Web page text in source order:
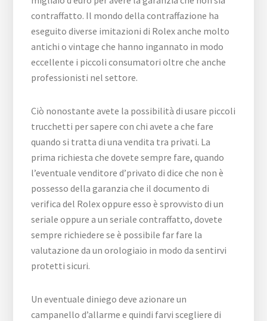
contraffatto. Il mondo della contraffazione ha
eseguito diverse imitazioni di Rolex anche molto
antichi o vintage che hanno ingannato in modo
eccellente i piccoli consumatori oltre che anche
professionisti nel settore.
Ciò nonostante avete la possibilità di usare piccoli
trucchetti per sapere con chi avete a che fare
quando si tratta di una vendita tra privati. La
prima richiesta che dovete sempre fare, quando
l’eventuale venditore d’privato di dice che non è
possesso della garanzia che il documento di
verifica del Rolex oppure esso è sprovvisto di un
seriale oppure a un seriale contraffatto, dovete
sempre richiedere se è possibile far fare la
valutazione da un orologiaio in modo da sentirvi
protetti sicuri.
Un eventuale diniego deve azionare un
campanello d’allarme e quindi farvi scegliere di